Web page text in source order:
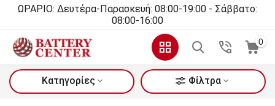
ΩΡΑΡΙΟ: Δευτέρα-Παρασκευή: 08:00-19:00 - Σάββατο:
08:00-16:00
0
Κατηγορίες Φίλτρα